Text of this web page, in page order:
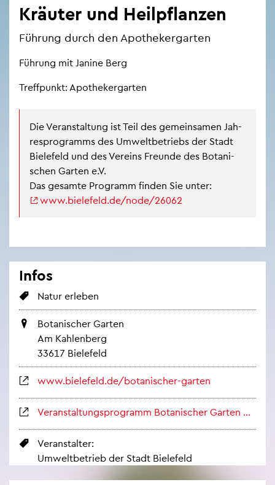
Kräu­ter und Heil­pflan­zen
Füh­rung durch den Apo­the­ker­gar­ten
Füh­rung mit Ja­ni­ne Berg
Treff­punkt: Apo­the­ker­gar­ten
Die Ver­an­stal­tung ist Teil des ge­mein­sa­men Jah­
res­pro­gramms des Um­welt­be­triebs der Stadt
Bie­le­feld und des Ver­eins Freun­de des Bo­ta­ni­
schen Gar­ten e.V.
Das ge­sam­te Pro­gramm fin­den Sie unter:
www.​bielefeld.​de/​node/​26062
Infos
Natur er­le­ben
Bo­ta­ni­scher Gar­ten
Am Kah­len­berg
33617 Bie­le­feld
www.​bielefeld.​de/​botanischer-​garten
Ver­an­stal­ter:
Um­welt­be­trieb der Stadt Bie­le­feld